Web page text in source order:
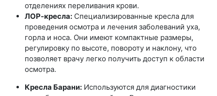
отделениях переливания крови.
ЛОР-кресла: Специализированные кресла для
проведения осмотра и лечения заболеваний уха,
горла и носа. Они имеют компактные размеры,
регулировку по высоте, повороту и наклону, что
позволяет врачу легко получить доступ к области
осмотра.
Кресла Барани: Используются для диагностики